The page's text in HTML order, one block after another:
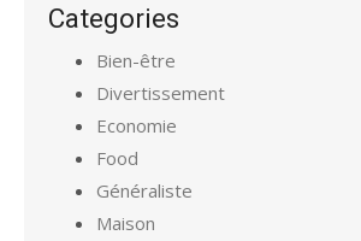
Categories
Bien-être
Divertissement
Economie
Food
Généraliste
Maison